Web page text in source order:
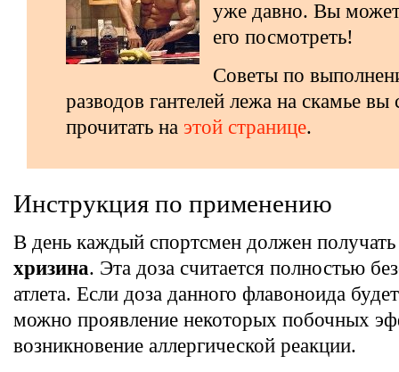
уже давно. Вы
его посмотреть!
Советы по
разводов гантелей лежа на скамье вы
прочитать на этой странице.
Инструкция по применению
В день каждый спортсмен должен
хризина. Эта доза считается полностью
атлета. Если доза данного флавоноида
можно проявление некоторых побочных
возникновение аллергической реакции.